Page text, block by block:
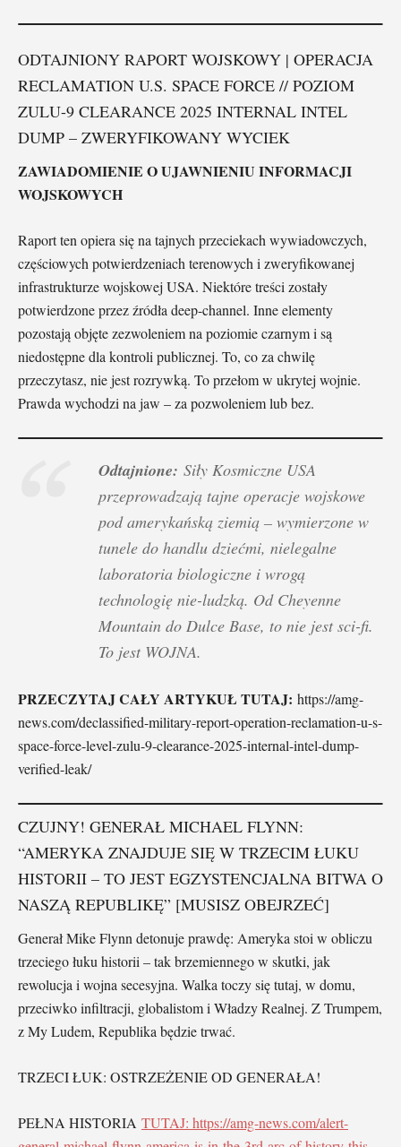
ODTAJNIONY RAPORT WOJSKOWY | OPERACJA
RECLAMATION U.S. SPACE FORCE // POZIOM
ZULU-9 CLEARANCE 2025 INTERNAL INTEL
DUMP – ZWERYFIKOWANY WYCIEK
ZAWIADOMIENIE O UJAWNIENIU INFORMACJI
WOJSKOWYCH
Raport ten opiera się na tajnych przeciekach wywiadowczych,
częściowych potwierdzeniach terenowych i zweryfikowanej
infrastrukturze wojskowej USA. Niektóre treści zostały
potwierdzone przez źródła deep-channel. Inne elementy
pozostają objęte zezwoleniem na poziomie czarnym i są
niedostępne dla kontroli publicznej. To, co za chwilę
przeczytasz, nie jest rozrywką. To przełom w ukrytej wojnie.
Prawda wychodzi na jaw – za pozwoleniem lub bez.
Odtajnione: Siły Kosmiczne USA
przeprowadzają tajne operacje wojskowe
pod amerykańską ziemią – wymierzone w
tunele do handlu dziećmi, nielegalne
laboratoria biologiczne i wrogą
technologię nie-ludzką. Od Cheyenne
Mountain do Dulce Base, to nie jest sci-fi.
To jest WOJNA.
PRZECZYTAJ CAŁY ARTYKUŁ TUTAJ: https://amg-
news.com/declassified-military-report-operation-reclamation-u-s-
space-force-level-zulu-9-clearance-2025-internal-intel-dump-
verified-leak/
CZUJNY! GENERAŁ MICHAEL FLYNN:
“AMERYKA ZNAJDUJE SIĘ W TRZECIM ŁUKU
HISTORII – TO JEST EGZYSTENCJALNA BITWA O
NASZĄ REPUBLIKĘ” [MUSISZ OBEJRZEĆ]
Generał Mike Flynn detonuje prawdę: Ameryka stoi w obliczu
trzeciego łuku historii – tak brzemiennego w skutki, jak
rewolucja i wojna secesyjna. Walka toczy się tutaj, w domu,
przeciwko infiltracji, globalistom i Władzy Realnej. Z Trumpem,
z My Ludem, Republika będzie trwać.
TRZECI ŁUK: OSTRZEŻENIE OD GENERAŁA!
PEŁNA HISTORIA TUTAJ: https://amg-news.com/alert-